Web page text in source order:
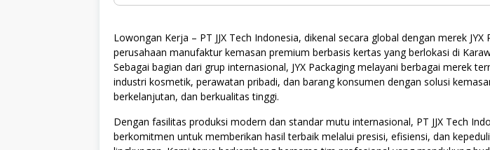
Lowongan Kerja – PT JJX Tech Indonesia, dikenal secara global dengan merek JYX
perusahaan manufaktur kemasan premium berbasis kertas yang berlokasi di
Sebagai bagian dari grup internasional, JYX Packaging melayani berbagai merek
industri kosmetik, perawatan pribadi, dan barang konsumen dengan solusi
berkelanjutan, dan berkualitas tinggi.
Dengan fasilitas produksi modern dan standar mutu internasional, PT JJX Tech
berkomitmen untuk memberikan hasil terbaik melalui presisi, efisiensi, dan